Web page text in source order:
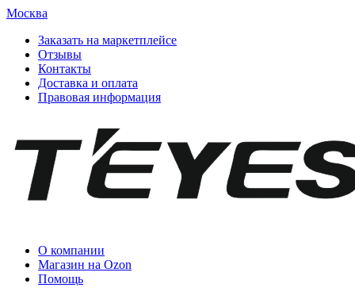
Москва
Заказать на маркетплейсе
Отзывы
Контакты
Доставка и оплата
Правовая информация
О компании
Магазин на Ozon
Помощь